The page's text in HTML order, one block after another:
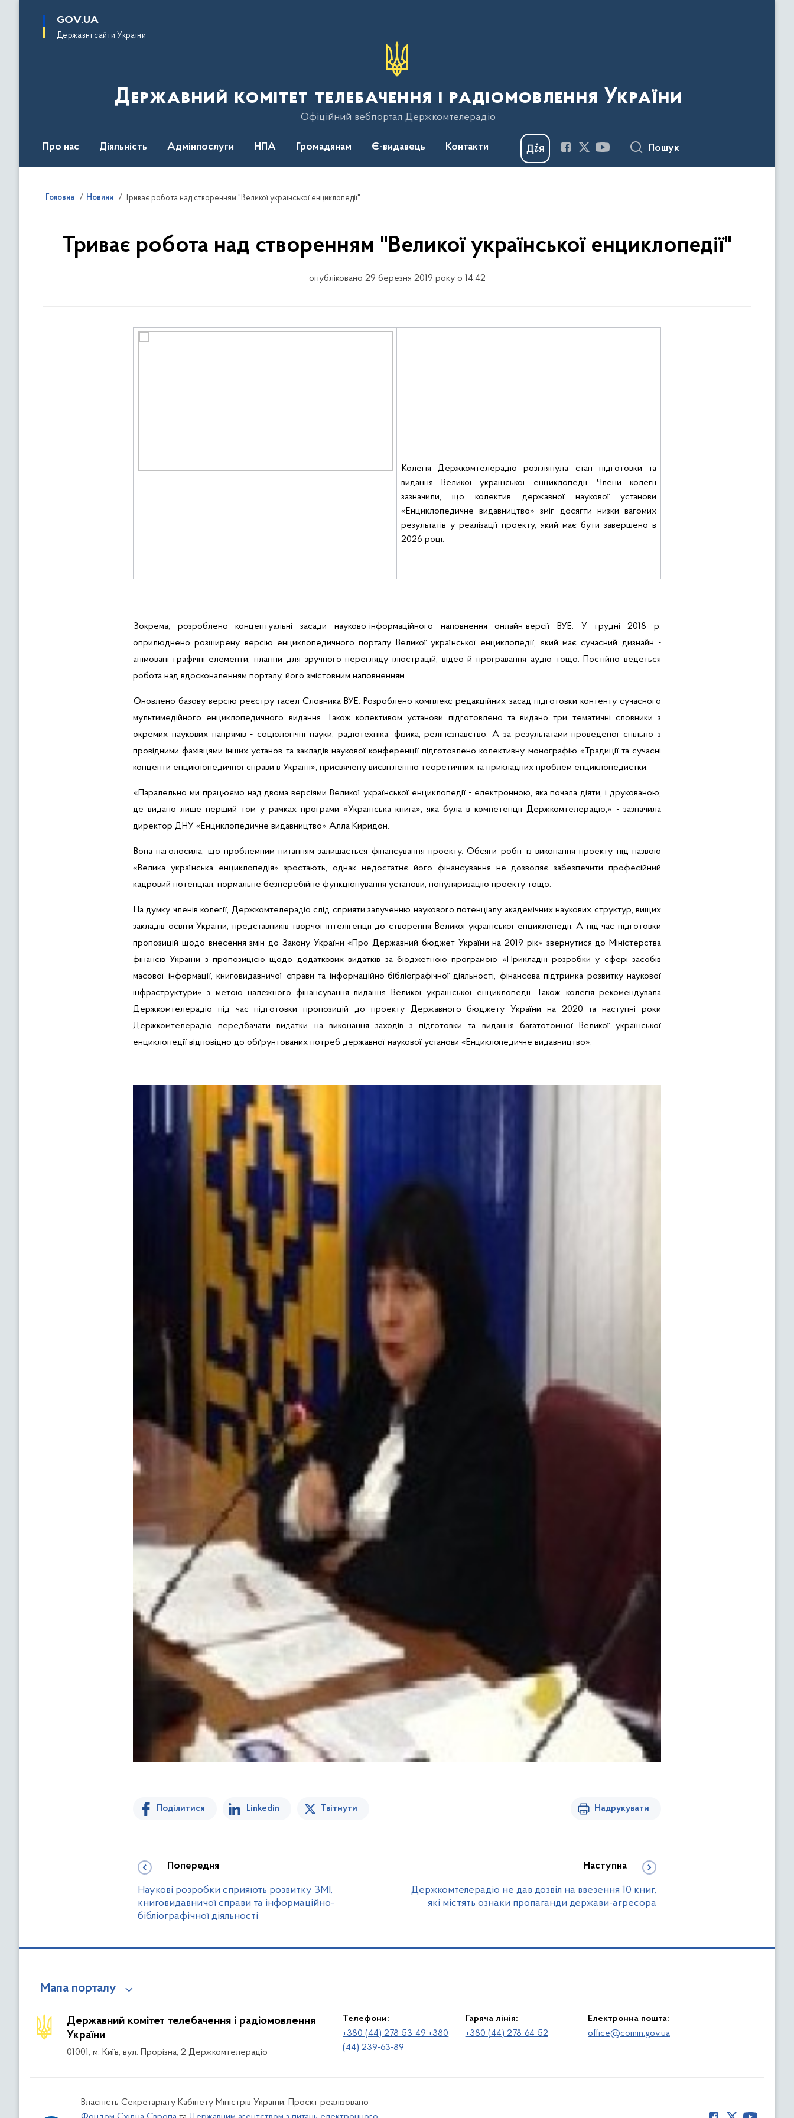
основного
GOV.UA
Державні сайти України
Державний комітет телебачення і радіомовлення України
Офіційний вебпортал Держкомтелерадіо
Про нас Діяльність Адмінпослуги НПА Громадянам Є-видавець Контакти Пошук
Головна Новини Триває робота над створенням "Великої української енциклопедії"
Триває робота над створенням "Великої української енциклопедії"
опубліковано 29 березня 2019 року о 14:42
Колегія Держкомтелерадіо розглянула стан підготовки та
видання Великої української енциклопедії. Члени
колегії
зазначили,щоколектив державної науковоїустанови
«Енциклопедичне видавництво»зміг досягти низки вагомих
результатів уреалізації проекту, який має бути завершено в
2026році.
Зокрема, розроблено концептуальні засади науково-інформаційного наповнення онлайн-версії ВУЕ. У грудні 2018
р.
оприлюднено розширену версію енциклопедичного порталу Великої української енциклопедії, який має сучасний дизнайн -
анімовані графічні елементи,плагіни для зручного переглядуілюстрацій, відео й програвання аудіо тощо. Постійно ведеться
робота над вдосконаленням порталу, його змістовним наповненням.
Оновлено базову версію реєстру гасел Словника ВУЕ. Розроблено комплексредакційних засад підготовки контенту сучасного
мультимедійного
енциклопедичного видання.
Також колективом установи підготовлено та видано три тематичні словники з
окремих наукових напрямів - соціологічні науки, радіотехніка, фізика, релігієзнавство.А за результатамипроведеної спільно з
провідними фахівцями інших установ та закладів наукової конференції підготовлено колективну монографію « Традиціїтасучасні
концепти енциклопедичної справи в Україні», присвячену висвітленню теоретичних та прикладних проблем енциклопедистки.
«Паралельно ми працюємо над двома версіями Великої української енциклопедії - електронною, яка почала діяти, і друкованою,
де видано лише перший том у рамках програми «Українська книга», яка була в компетенції Держкомтелерадіо,» - зазначила
директор ДНУ «Енциклопедичне видавництво» Алла Киридон.
Вона наголосила, що проблемним питанням залишається фінансування проекту.Обсяги робіт із виконання проекту під назвою
«Велика українська енциклопедія» зростають, однак недостатнє його фінансування не дозволяє забезпечити професійний
кадровий потенціал, нормальне безперебійне функціонування установи, популяризацію проекту тощо.
На думку членів колегії, Держкомтелерадіо слід сприяти залученню наукового потенціалу академічних наукових структур, вищих
закладів освіти України, представників творчої інтелігенції до створення Великої української енциклопедії. А під час підготовки
пропозицій щодо внесення змін до Закону України «Про Державний бюджет України на 2019 рік» звернутися до Міністерства
фінансів України з пропозицією щодо додаткових видатків за бюджетною програмою «Прикладні розробки у сфері засобів
масової інформації, книговидавничої справи та інформаційно-бібліографічної діяльності, фінансова підтримка розвитку наукової
інфраструктури» з метою належного фінансування видання
Великої української енциклопедії. Також колегія рекомендувала
Держкомтелерадіо під час підготовки пропозицій до проекту Державного бюджету України на 2020 та наступні роки
Держкомтелерадіо передбачати видатки на
виконання заходів зпідготовки та видання багатотомної Великої української
енциклопедії відповідно до обґрунтованих потреб державної наукової установи «Енциклопедичне видавництво».
Поділитися Linkedin Твітнути Надрукувати
Попередня
Наукові розробки сприяють розвитку ЗМІ,
книговидавничої справи та інформаційно-
бібліографічної діяльності
Наступна
Держкомтелерадіо не дав дозвіл на ввезення 10 книг,
які містять ознаки пропаганди держави-агресора
Мапа порталу
Державний комітет телебачення і радіомовлення
України
01001, м. Київ, вул. Прорізна, 2 Держкомтелерадіо
Телефони:
+380 (44) 278-53-49 +380
(44) 239-63-89
Гаряча лінія:
+380 (44) 278-64-52
Електронна пошта:
office@comin.gov.ua
Власність Секретаріату Кабінету Міністрів України. Проєкт реалізовано